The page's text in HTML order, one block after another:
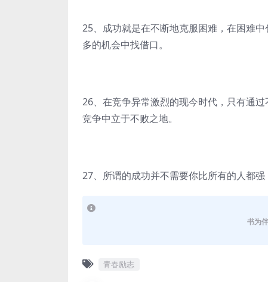
25、成功就是在不断地克服困难，在困难
多的机会中找借口。
26、在竞争异常激烈的现今时代，只有通
竞争中立于不败之地。
27、所谓的成功并不需要你比所有的人都
书为
青春励志